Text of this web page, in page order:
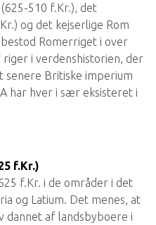
510 f.Kr.), det
og det kejserlige Rom
Romerriget i over
i verdenshistorien, der
senere Britiske imperium
har hver i sær eksisteret i
f.Kr.)
f.Kr. i de områder i det
og Latium. Det menes, at
dannet af landsbyboere i